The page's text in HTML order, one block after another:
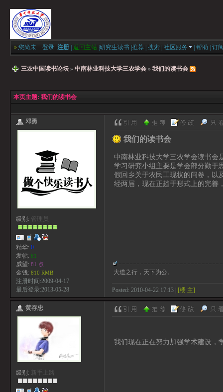
» 您尚未 登录 注册 返回主站 研究生读书 推荐 搜索 社区服务 帮助 订
三农中国读书论坛 » 中南林业科技大学三农学会 » 我们的读书会
本页主题: 我们的读书会
邓勇
级别: 管理员
精华: 0
发帖: 81
威望: 81 点
金钱: 810 RMB
注册时间:2009-04-17
最后登录:2013-05-28
我们的读书会
中南林业科技大学三农学会读书会
学习研究小组主要是学会部分勤于
假回乡关于农民工现状的问卷，以
经两届，现在正趋于形式上的完善
大道之行，天下为公。
Posted: 2010-04-22 17:13 | [楼 主]
黄存忠
级别: 新手上路
我们现在正在努力加强学术建设，